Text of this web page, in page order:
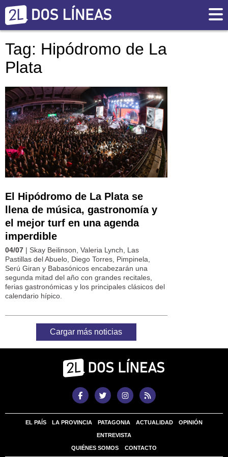
Tag: Hipódromo de La
Plata
El Hipódromo de La Plata se
llena de música, gastronomía y
el mejor turf en una agenda
imperdible
04/07 | Skay Beilinson, Valeria Lynch, Las
Pastillas del Abuelo, Diego Torres, Pimpinela,
Serú Giran y Babasónicos encabezarán una
segunda mitad del año con grandes recitales,
ferias gastronómicas y los principales clásicos del
calendario hípico.
Cargar más noticias
EL PAÍS LA PROVINCIA PATAGONIA ACTUALIDAD OPINIÓN
ENTREVISTA
QUIÉNES SOMOS CONTACTO